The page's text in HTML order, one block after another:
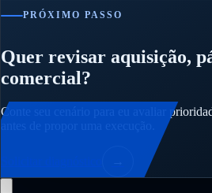
PRÓXIMO PASSO
Quer revisar aquisição,
comercial?
Conte seu cenário para eu avaliar